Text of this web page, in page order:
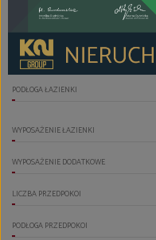
GLAZURA ŁAZIENKI
PODŁOGA ŁAZIENKI
WYPOSAŻENIE ŁAZIENKI
WYPOSAŻENIE DODATKOWE
LICZBA PRZEDPOKOI
PODŁOGA PRZEDPOKOI